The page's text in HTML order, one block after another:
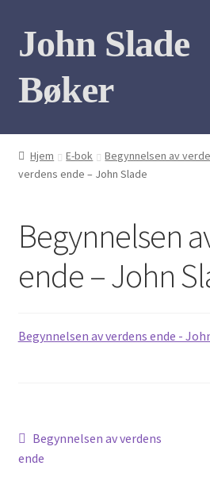
Hopp
til
Hopp
til
John Slade
Bøker
Hjem
Bøker
Møt forfatteren
Mine Bøker
Hjem E-bok Begynnelsen av
verdens ende – John Slade
Begynnelsen
ende – John
Begynnelsen av verdens ende -
Innleggsnavigasjon
Forrige
innlegg:
Begynnelsen av verdens
ende